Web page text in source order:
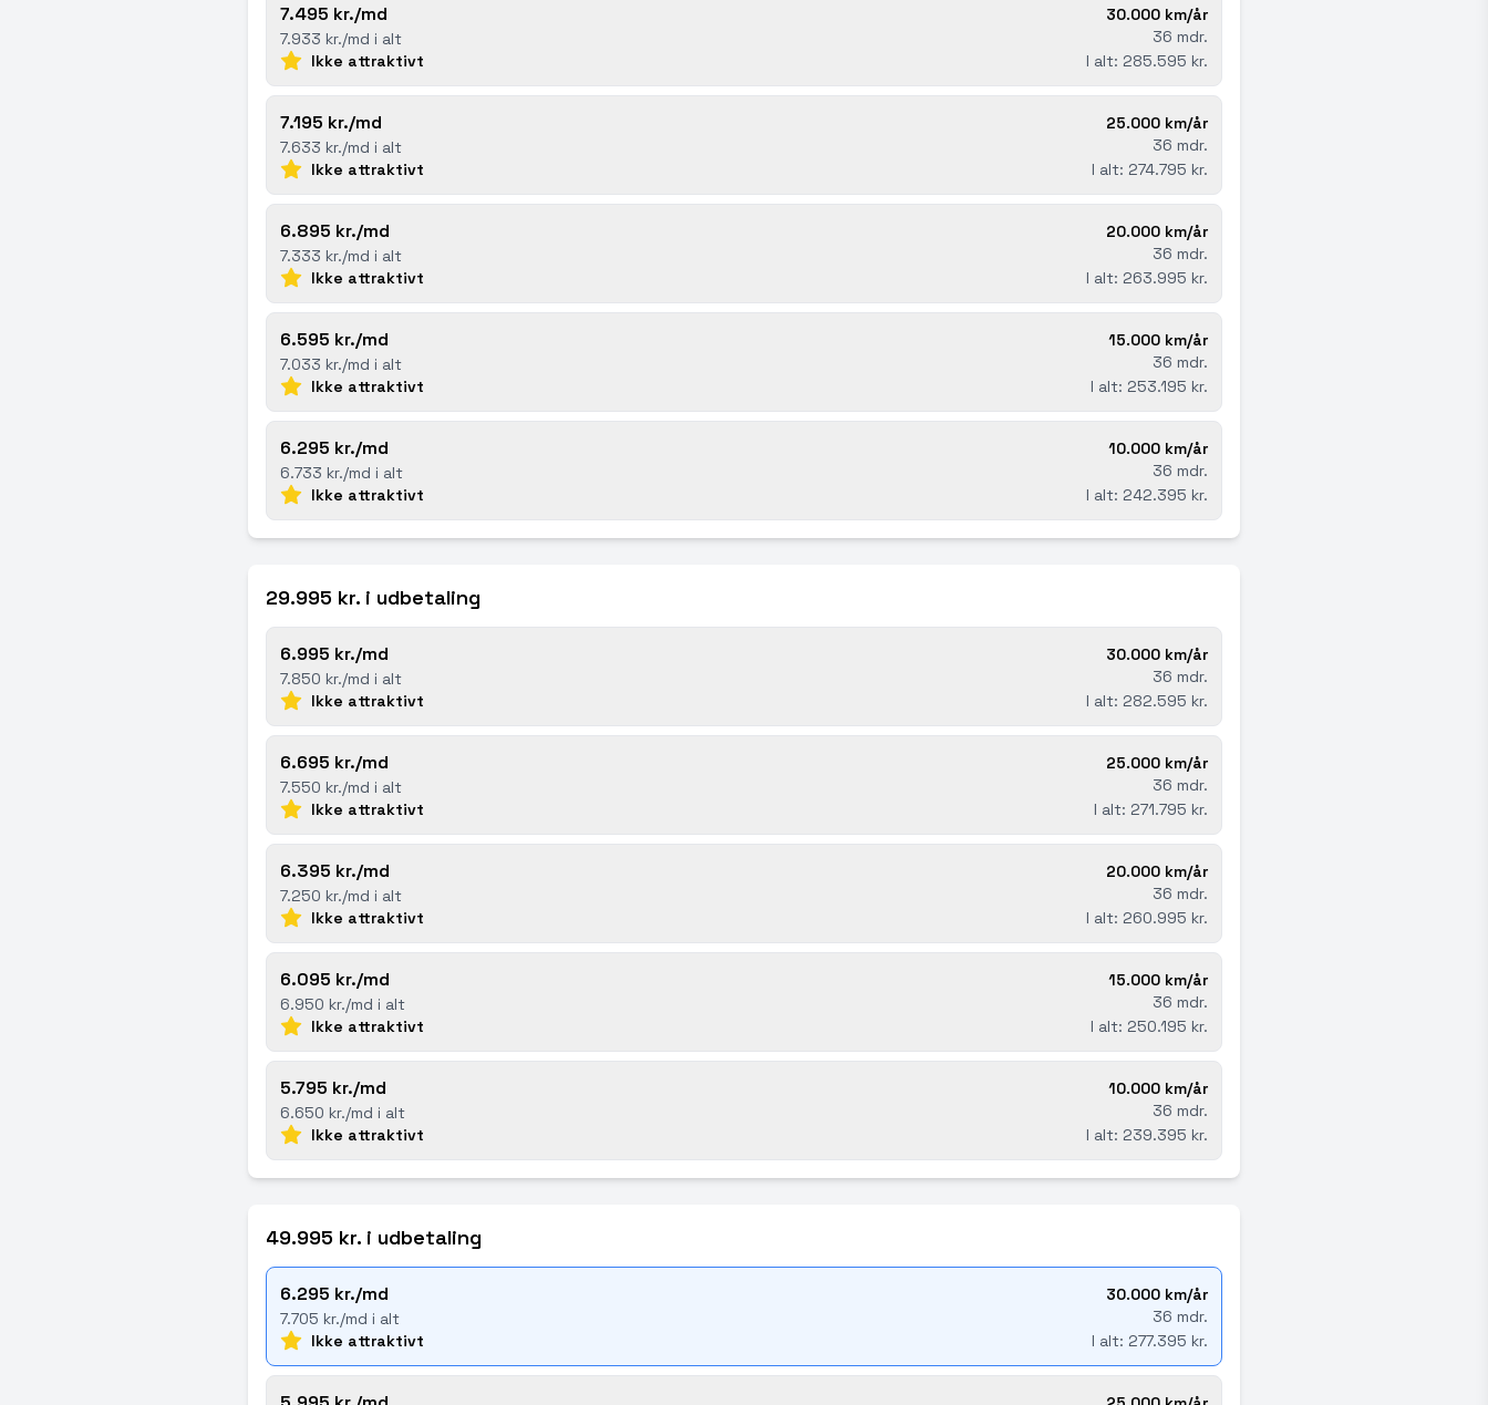
7.495 kr./md
7.933 kr./md i alt
30.000 km/år
36 mdr.
Ikke attraktivt
I alt: 285.595 kr.
7.195 kr./md
7.633 kr./md i alt
25.000 km/år
36 mdr.
Ikke attraktivt
I alt: 274.795 kr.
6.895 kr./md
7.333 kr./md i alt
20.000 km/år
36 mdr.
Ikke attraktivt
I alt: 263.995 kr.
6.595 kr./md
7.033 kr./md i alt
15.000 km/år
36 mdr.
Ikke attraktivt
I alt: 253.195 kr.
6.295 kr./md
6.733 kr./md i alt
10.000 km/år
36 mdr.
Ikke attraktivt
I alt: 242.395 kr.
29.995 kr. i udbetaling
6.995 kr./md
7.850 kr./md i alt
30.000 km/år
36 mdr.
Ikke attraktivt
I alt: 282.595 kr.
6.695 kr./md
7.550 kr./md i alt
25.000 km/år
36 mdr.
Ikke attraktivt
I alt: 271.795 kr.
6.395 kr./md
7.250 kr./md i alt
20.000 km/år
36 mdr.
Ikke attraktivt
I alt: 260.995 kr.
6.095 kr./md
6.950 kr./md i alt
15.000 km/år
36 mdr.
Ikke attraktivt
I alt: 250.195 kr.
5.795 kr./md
6.650 kr./md i alt
10.000 km/år
36 mdr.
Ikke attraktivt
I alt: 239.395 kr.
49.995 kr. i udbetaling
6.295 kr./md
7.705 kr./md i alt
30.000 km/år
36 mdr.
Ikke attraktivt
I alt: 277.395 kr.